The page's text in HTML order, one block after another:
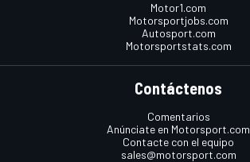
Motor1.com
Motorsportjobs.com
Autosport.com
Motorsportstats.com
Contáctenos
Comentarios
Anúnciate en Motorsport.com
Contacte con el equipo
sales@motorsport.com